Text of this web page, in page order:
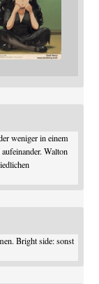
weniger in einem
Walton
Bright side: sonst